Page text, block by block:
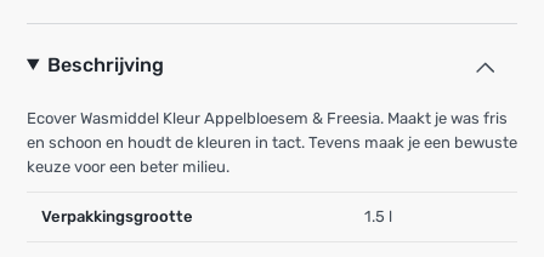
Beschrijving
Ecover Wasmiddel Kleur Appelbloesem & Freesia. Maakt je was fris
en schoon en houdt de kleuren in tact. Tevens maak je een bewuste
keuze voor een beter milieu.
Verpakkingsgrootte 1.5 l